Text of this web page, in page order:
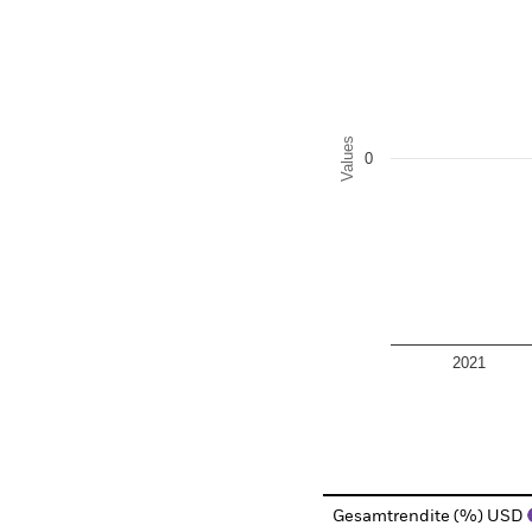
Values
2021
0
Gesamtrendite (%) USD